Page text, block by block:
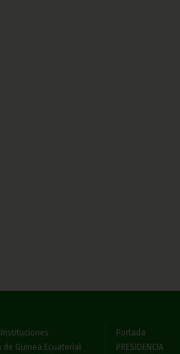
de Guinea Ecuatorial
Portada
PRESIDENCIA